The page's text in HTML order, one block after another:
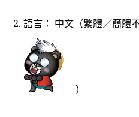
2. 語言： 中文（繁體／簡體
）